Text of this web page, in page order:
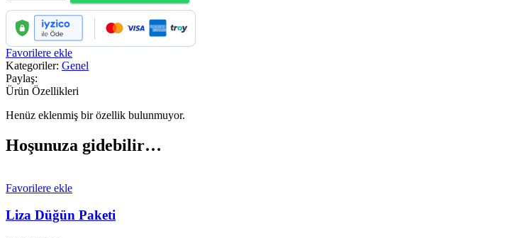
Favorilere ekle
Kategoriler: Genel
Paylaş:
Ürün Özellikleri
Henüz eklenmiş bir özellik bulunmuyor.
Hoşunuza gidebilir…
Favorilere ekle
Liza Düğün Paketi